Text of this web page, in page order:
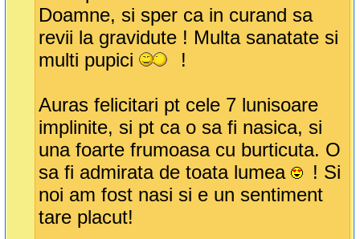
Doamne, si sper ca in curand sa
revii la gravidute ! Multa sanatate si
multi pupici
!
Auras felicitari pt cele 7 lunisoare
implinite, si pt ca o sa fi nasica, si
una foarte frumoasa cu burticuta. O
sa fi admirata de toata lumea
! Si
noi am fost nasi si e un sentiment
tare placut!